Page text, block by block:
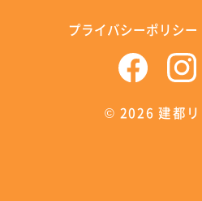
プライバシーポリシー
© 2026 建都